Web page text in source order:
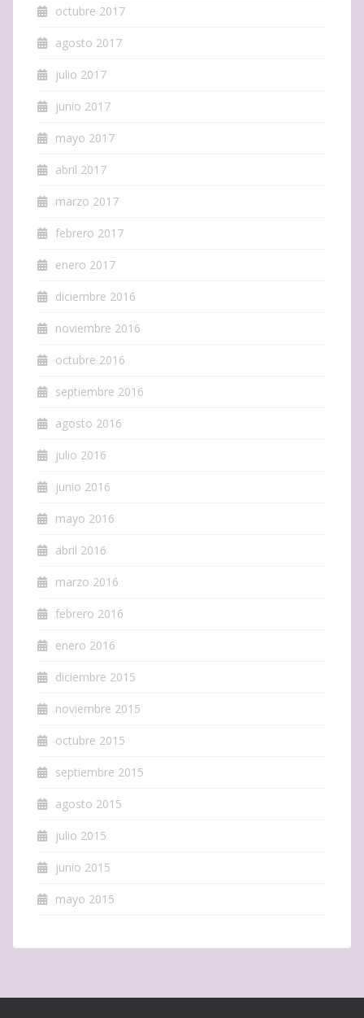
octubre 2017
agosto 2017
julio 2017
junio 2017
mayo 2017
abril 2017
marzo 2017
febrero 2017
enero 2017
diciembre 2016
noviembre 2016
octubre 2016
septiembre 2016
agosto 2016
julio 2016
junio 2016
mayo 2016
abril 2016
marzo 2016
febrero 2016
enero 2016
diciembre 2015
noviembre 2015
octubre 2015
septiembre 2015
agosto 2015
julio 2015
junio 2015
mayo 2015